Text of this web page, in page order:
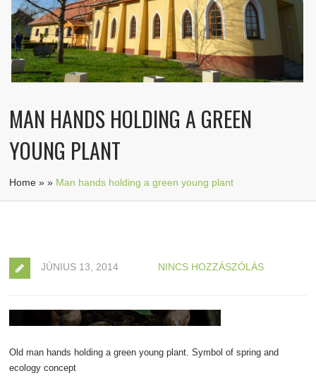
MAN HANDS HOLDING A GREEN
YOUNG PLANT
Home »» Man hands holding a green young plant
JÚNIUS 13, 2014 NINCS HOZZÁSZÓLÁS
Old man hands holding a green young plant. Symbol of spring and
ecology concept